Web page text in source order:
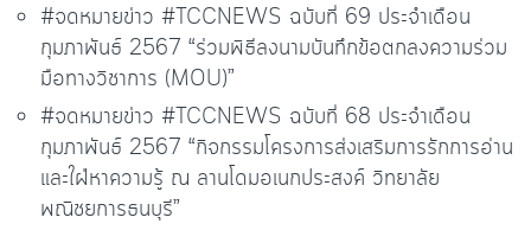
#จดหมายข่าว #TCCNEWS ฉบับที่ 69 ประจำเดือน
กุมภาพันธ์ 2567 “ร่วมพิธีลงนามบันทึกข้อตกลงความร่วม
มือทางวิชาการ (MOU)”
#จดหมายข่าว #TCCNEWS ฉบับที่ 68 ประจำเดือน
กุมภาพันธ์ 2567 “กิจกรรมโครงการส่งเสริมการรักการอ่าน
และใฝ่หาความรู้ ณ ลานโดมอเนกประสงค์ วิทยาลัย
พณิชยการธนบุรี”